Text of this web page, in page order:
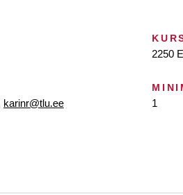
2250
karinr@tlu.ee 1